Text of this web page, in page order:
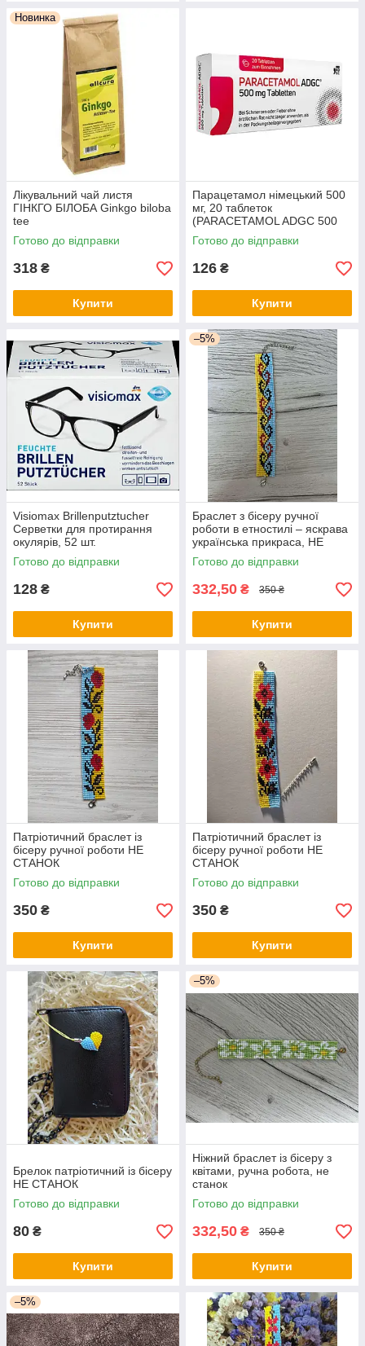
Новинка
Лікувальний чай листя
ГІНКГО БІЛОБА Ginkgo biloba
tee
Готово до відправки
318 ₴
Купити
Парацетамол німецький 500
мг, 20 таблеток
(PARACETAMOL ADGC 500
mg Tabletten, 20 St.)
Готово до відправки
126 ₴
Купити
Visiomax Brillenputztucher
Серветки для протирання
окулярів, 52 шт.
Готово до відправки
128 ₴
Купити
–5%
Браслет з бісеру ручної
роботи в етностилі – яскрава
українська прикраса, НЕ
СТАНОК
Готово до відправки
332,50 ₴ 350 ₴
Купити
Патріотичний браслет із
бісеру ручної роботи НЕ
СТАНОК
Готово до відправки
350 ₴
Купити
Патріотичний браслет із
бісеру ручної роботи НЕ
СТАНОК
Готово до відправки
350 ₴
Купити
Брелок патріотичний із бісеру
НЕ СТАНОК
Готово до відправки
80 ₴
Купити
–5%
Ніжний браслет із бісеру з
квітами, ручна робота, не
станок
Готово до відправки
332,50 ₴ 350 ₴
Купити
–5%